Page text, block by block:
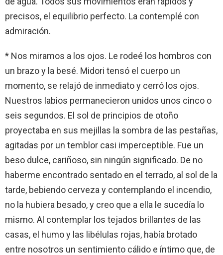
precisos, el equilibrio perfecto. La contemplé con
admiración.
* Nos miramos a los ojos. Le rodeé los hombros con
un brazo y la besé. Midori tensó el cuerpo un
momento, se relajó de inmediato y cerró los ojos.
Nuestros labios permanecieron unidos unos cinco o
seis segundos. El sol de principios de otoño
proyectaba en sus mejillas la sombra de las pestañas,
agitadas por un temblor casi imperceptible. Fue un
beso dulce, cariñoso, sin ningún significado. De no
haberme encontrado sentado en el terrado, al sol de la
tarde, bebiendo cerveza y contemplando el incendio,
no la hubiera besado, y creo que a ella le sucedía lo
mismo. Al contemplar los tejados brillantes de las
casas, el humo y las libélulas rojas, había brotado
entre nosotros un sentimiento cálido e íntimo que, de